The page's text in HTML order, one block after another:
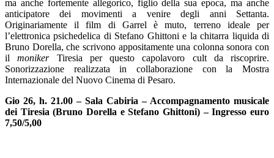
ma anche fortemente allegorico, figlio della sua epoca, ma anche
anticipatore dei movimenti a venire degli anni Settanta.
Originariamente il film di Garrel è muto, terreno ideale per
l’elettronica psichedelica di Stefano Ghittoni e la chitarra liquida di
Bruno Dorella, che scrivono appositamente una colonna sonora con
ilmonikerTiresia per questo capolavoro cult da riscoprire.
Sonorizzazione realizzata in collaborazione con la Mostra
Internazionale del Nuovo Cinema di Pesaro.
Gio 26, h. 21.00 – Sala Cabiria – Accompagnamento musicale
dei Tiresia (Bruno Dorella e Stefano Ghittoni) – Ingresso euro
7,50/5,00